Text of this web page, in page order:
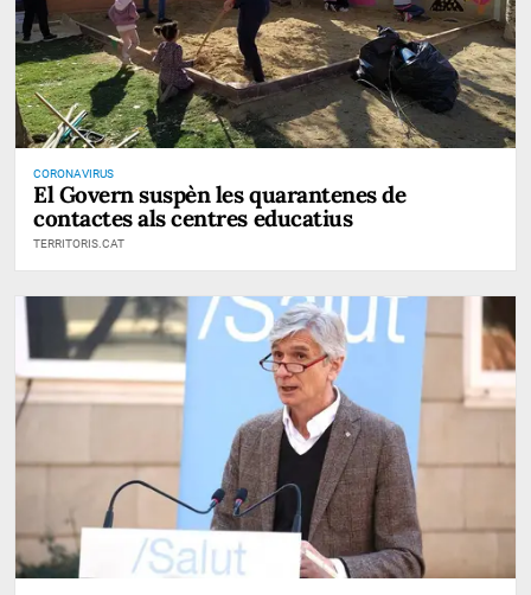
CORONAVIRUS
El Govern suspèn les quarantenes de
contactes als centres educatius
TERRITORIS.CAT